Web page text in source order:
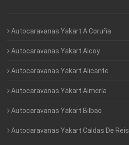
Autocaravanas Yakart A Coruña
Autocaravanas Yakart Alcoy
Autocaravanas Yakart Alicante
Autocaravanas Yakart Almería
Autocaravanas Yakart Bilbao
Autocaravanas Yakart Caldas De Reis